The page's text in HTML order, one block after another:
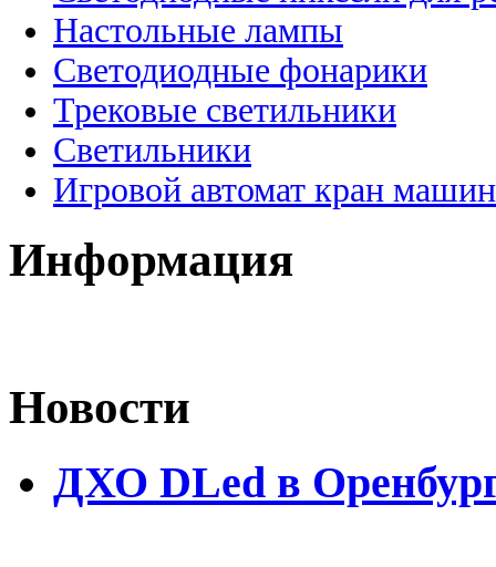
Настольные лампы
Светодиодные фонарики
Трековые светильники
Светильники
Игровой автомат кран
Информация
Новости
ДХО DLed в